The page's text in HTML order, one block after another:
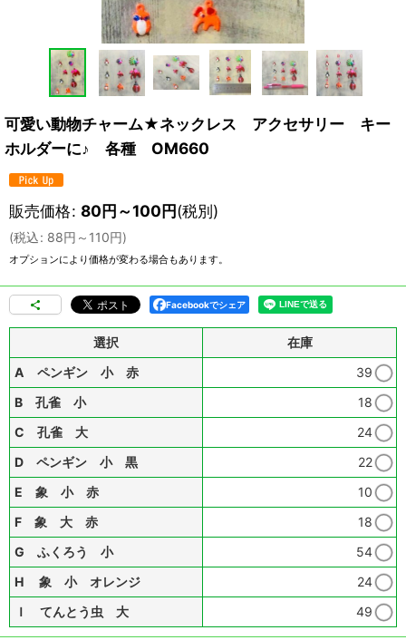
可愛い動物チャーム★ネックレス アクセサリー キー
ホルダーに♪ 各種 OM660
販売価格: 80円～100円(税別)
(税込: 88円 ～110円)
オプションにより価格が変わる場合もあります。
Facebookでシェア
選択
在庫
A ペンギン 小 赤
39
B 孔雀 小
18
C 孔雀 大
24
D ペンギン 小 黒
22
E 象 小 赤
10
F 象 大 赤
18
G ふくろう 小
54
H 象 小 オレンジ
24
Ｉ てんとう虫 大
49